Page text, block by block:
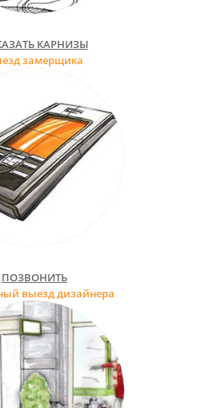
КАРНИЗЫ
замерщика
ПОЗВОНИТЬ
выезд дизайнера